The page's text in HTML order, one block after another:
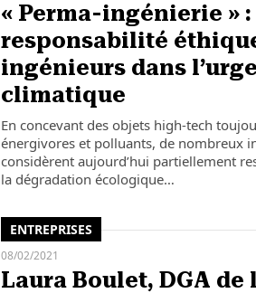
« Perma-ingénierie »
responsabilité
ingénieurs dans
climatique
En concevant des objets high-tech
énergivores et polluants, de nombreux
considèrent aujourd’hui partiellement
la dégradation écologique…
ENTREPRISES
08/02/2021
Laura Boulet, DGA de